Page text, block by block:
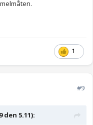
1
#9
den 5.11):